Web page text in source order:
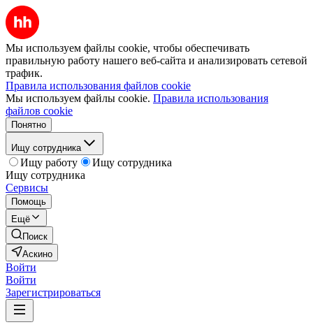
Мы используем файлы cookie, чтобы обеспечивать
правильную работу нашего веб-сайта и анализировать сетевой
трафик.
Правила использования файлов cookie
Мы используем файлы cookie. Правила использования
файлов cookie
Понятно
Ищу сотрудника
Ищу работу
Ищу сотрудника
Ищу сотрудника
Сервисы
Помощь
Ещё
Поиск
Аскино
Войти
Войти
Зарегистрироваться